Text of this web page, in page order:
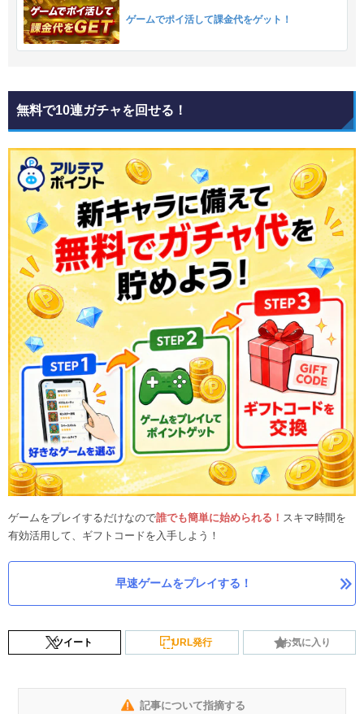
ゲームでポイ活して課金代をゲット！
無料で10連ガチャを回せる！
ゲームをプレイするだけなので誰でも簡単に始められる！ スキマ時間を
有効活用して、ギフトコードを入手しよう！
早速ゲームをプレイする！
ツイート URL発行 お気に入り
記事について指摘する